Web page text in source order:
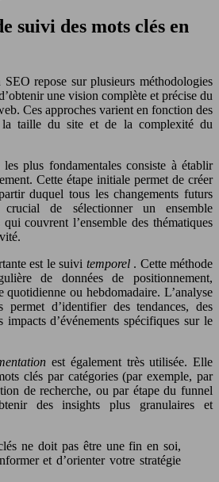
suivi des mots clés en
repose sur plusieurs méthodologies
une vision complète et précise du
Ces approches varient en fonction des
la taille du site et de la complexité du
plus fondamentales consiste à établir
Cette étape initiale permet de créer
duquel tous les changements futurs
de sélectionner un ensemble
couvrent l’ensemble des thématiques
est le suivi temporel . Cette méthode
de données de positionnement,
quotidienne ou hebdomadaire. L’analyse
permet d’identifier des tendances, des
impacts d’événements spécifiques sur le
est également très utilisée. Elle
clés par catégories (par exemple, par
de recherche, ou par étape du funnel
des insights plus granulaires et
ne doit pas être une fin en soi,
et d’orienter votre stratégie